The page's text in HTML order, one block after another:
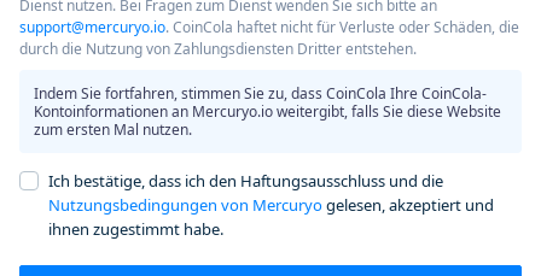
Dienst nutzen. Bei Fragen zum Dienst wenden Sie sich bitte an
support@mercuryo.io. CoinCola haftet nicht für Verluste oder Schäden, die
durch die Nutzung von Zahlungsdiensten Dritter entstehen.
Indem Sie fortfahren, stimmen Sie zu, dass CoinCola Ihre CoinCola-
Kontoinformationen an Mercuryo.io weitergibt, falls Sie diese Website
zum ersten Mal nutzen.
Ich bestätige, dass ich den Haftungsausschluss und die
Nutzungsbedingungen von Mercuryogelesen, akzeptiert und
ihnen zugestimmt habe.